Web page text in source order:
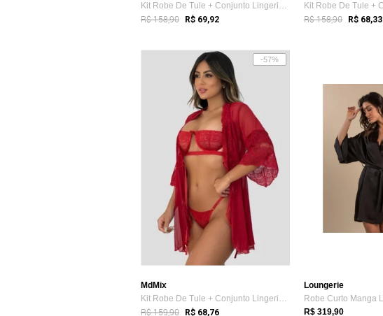
Kit Robe De Tule + Conjunto Lingerie Com...
R$ 158,90 R$ 69,92 R$ 158,90 R$ 68,33
-57%
MdMix
Kit Robe De Tule + Conjunto Lingerie Gri...
R$ 159,90 R$ 68,76
Loungerie
R$ 319,90